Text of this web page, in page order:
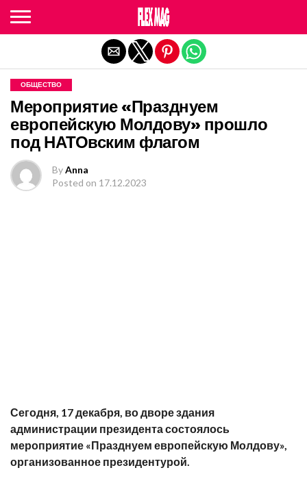
ОБЩЕСТВО
Мероприятие «Празднуем
европейскую Молдову» прошло
под НАТОвским флагом
ByAnna
Posted on 17.12.2023
Сегодня, 17 декабря, во дворе здания
администрации президента состоялось
мероприятие «Празднуем европейскую Молдову»,
организованное президентурой.
Exit mobile version